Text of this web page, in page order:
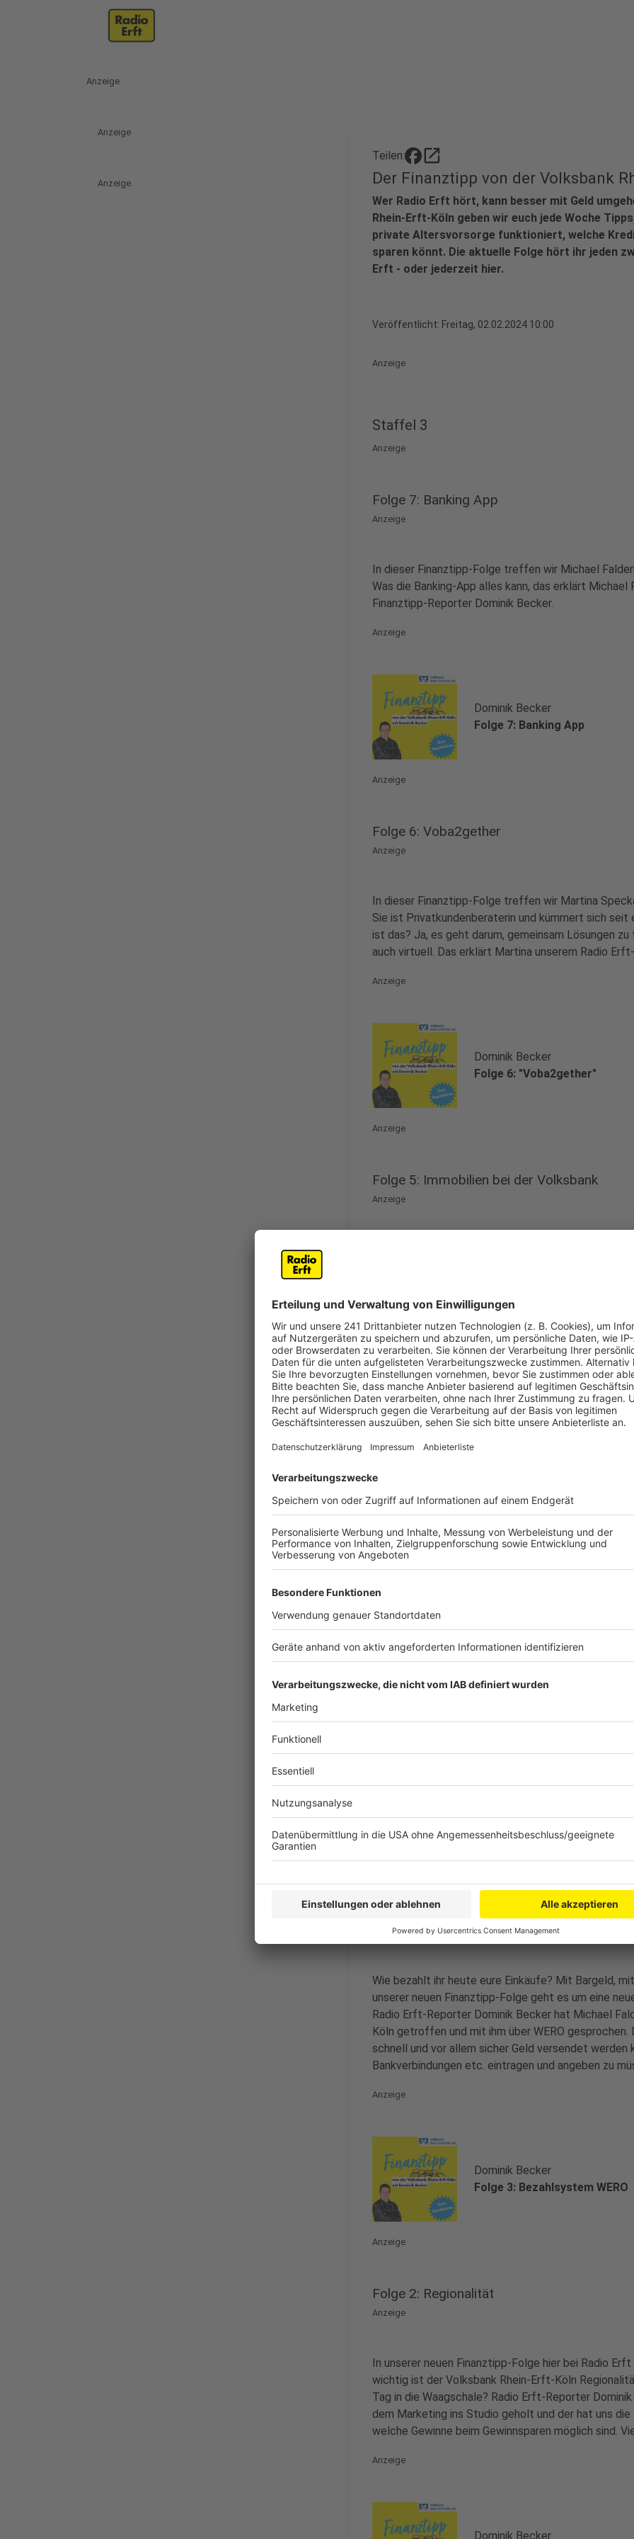
Anzeige
Anzeige
Anzeige
Teilen: open_in_new
Der Finanztipp von der Volksbank
Wer Radio Erft hört, kann besser mit Geld
Rhein-Erft-Köln geben wir euch jede Woche
private Altersvorsorge funktioniert, welche
sparen könnt. Die aktuelle Folge hört ihr jeden
Erft - oder jederzeit hier.
Veröffentlicht: Freitag, 02.02.2024 10:00
Anzeige
Staffel 3
Anzeige
Folge 7: Banking App
Anzeige
In dieser Finanztipp-Folge treffen wir Michael
Was die Banking-App alles kann, das erklärt Michael
Finanztipp-Reporter Dominik Becker.
Anzeige
Dominik Becker
Folge 7: Banking App
Anzeige
Folge 6: Voba2gether
Anzeige
In dieser Finanztipp-Folge treffen wir Martina
Sie ist Privatkundenberaterin und kümmert sich seit
ist das? Ja, es geht darum, gemeinsam Lösungen
auch virtuell. Das erklärt Martina unserem Radio
Anzeige
Dominik Becker
Folge 6: "Voba2gether"
Anzeige
Folge 5: Immobilien bei der Volksbank
Anzeige
Eine neue Folge, ein neues Thema: Unser Kollege
Finanztipp-Folge mit dem Thema "Immobilien bei
sich Pia Schaffarth eingeladen. Sie ist duale
verkauft Immobilien bei und mit der Bank. Aber, das
Anzeige
Dominik Becker
Anzeige
Folge 4: Digital-persönliches Banking
Was genau ist unter digital-persönlichem Banking
neuen Finanztipp-Folge sein. Welche Funktionen
Bank eigentlich weniger durch digitale Angebote?
Sebastian Masrourchehr von der Volksbank Rhein-
Rede und Antwort!
Dominik Becker
Anzeige
Folge 3: Bezahlsystem WERO
Anzeige
Wie bezahlt ihr heute eure Einkäufe? Mit Bargeld,
unserer neuen Finanztipp-Folge geht es um eine
Radio Erft-Reporter Dominik Becker hat Michael
Köln getroffen und mit ihm über WERO gesprochen.
schnell und vor allem sicher Geld versendet werden
Bankverbindungen etc. eintragen und angeben zu
Anzeige
Dominik Becker
Folge 3: Bezahlsystem WERO
Anzeige
Folge 2: Regionalität
Anzeige
In unserer neuen Finanztipp-Folge hier bei Radio
wichtig ist der Volksbank Rhein-Erft-Köln
Tag in die Waagschale? Radio Erft-Reporter
dem Marketing ins Studio geholt und der hat uns
welche Gewinne beim Gewinnsparen möglich sind.
Anzeige
Dominik Becker